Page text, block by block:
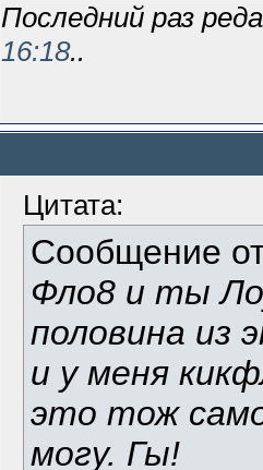
Последний раз
16:18..
Цитата:
Сообщение
Фло8 и ты
половина из
и у меня
это тож
могу. Гы!